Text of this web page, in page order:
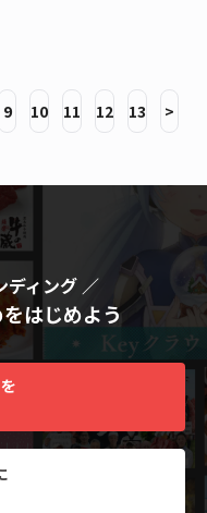
9 10 11 12 13 >
ディング ／
はじめよう